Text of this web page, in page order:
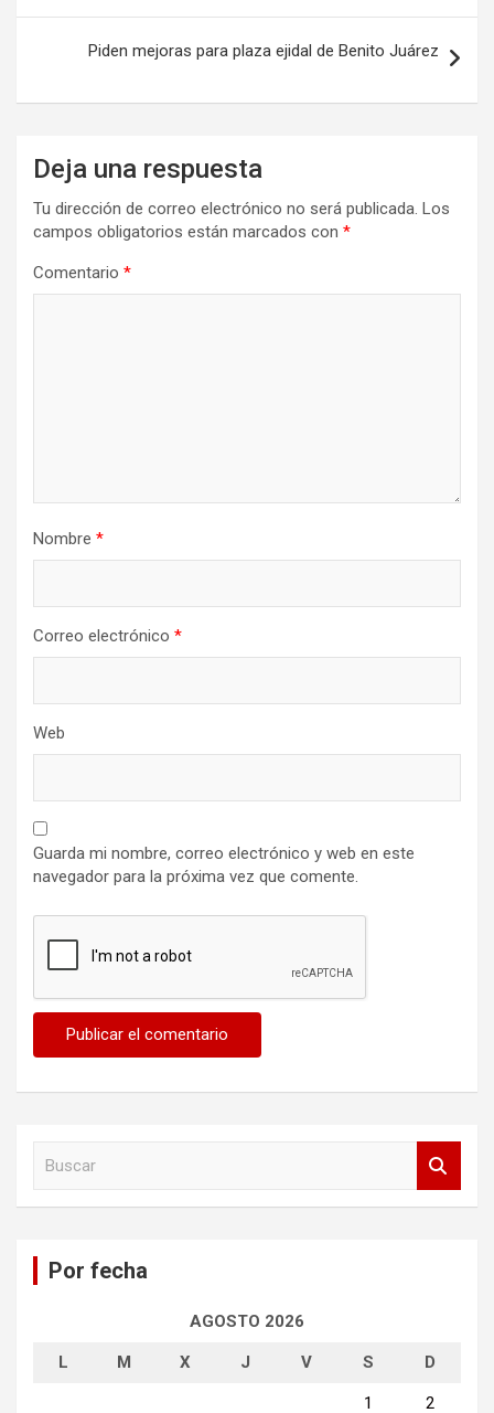
entradas
Piden mejoras para plaza ejidal de Benito Juárez
Deja una respuesta
Tu dirección de correo electrónico no será publicada. Los
campos obligatorios están marcados con *
Comentario *
Nombre *
Correo electrónico *
Web
Guarda mi nombre, correo electrónico y web en este
navegador para la próxima vez que comente.
Por fecha
AGOSTO 2026
L M X J V S D
1 2